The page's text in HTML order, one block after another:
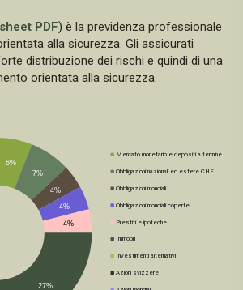
PDF) è la previdenza professionale
alla sicurezza. Gli assicurati
distribuzione dei rischi e quindi di una
orientata alla sicurezza.